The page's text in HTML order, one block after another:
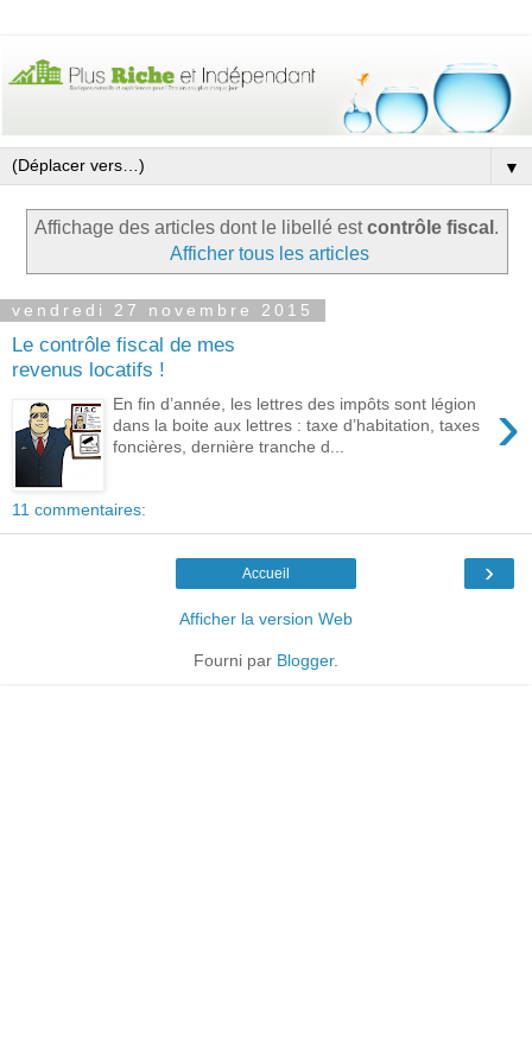
▼
Affichage des articles dont le libellé estcontrôle fiscal .
Afficher tous les articles
vendredi 27 novembre 2015
Le contrôle fiscal de mes
revenus locatifs !
›
En fin d’année, les lettres des impôts sont légion
dans la boite aux lettres : taxe d’habitation, taxes
foncières, dernière tranche d...
11 commentaires:
›
Accueil
Afficher la version Web
Fourni par Blogger.